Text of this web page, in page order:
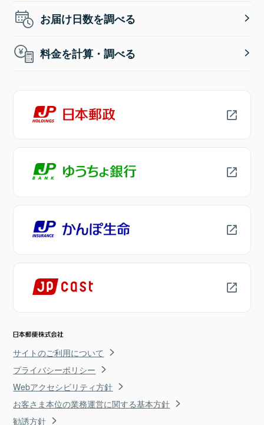
お届け日数を調べる
料金を計算・調べる
サイトのご利用について
プライバシーポリシー
Webアクセシビリティ方針
お客さま本位の業務運営に関する基本方針
勧誘方針